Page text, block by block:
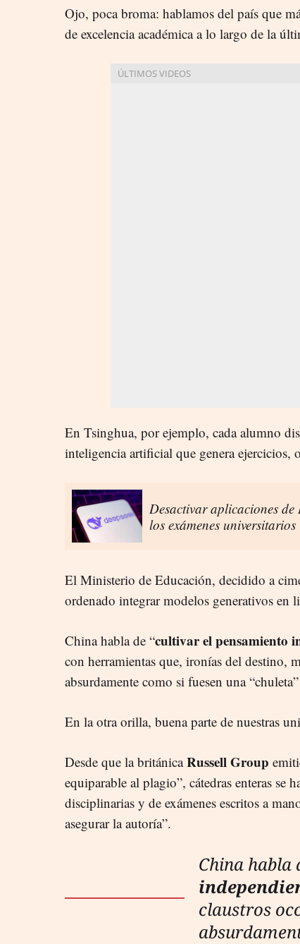
Ojo, poca broma: hablamos del país que
de excelencia académica a lo largo de la
En Tsinghua, por ejemplo, cada alumno
inteligencia artificial que genera ejercicios,
Desactivar aplicaciones
los exámenes universitarios
El Ministerio de Educación, decidido a
ordenado integrar modelos generativos en
China habla de “cultivar el pensamiento
con herramientas que, ironías del destino,
absurdamente como si fuesen una
En la otra orilla, buena parte de nuestras
Desde que la británicaRussell Group
equiparable al plagio”, cátedras enteras se
disciplinarias y de exámenes escritos a
asegurar la autoría”.
China habla
claustros